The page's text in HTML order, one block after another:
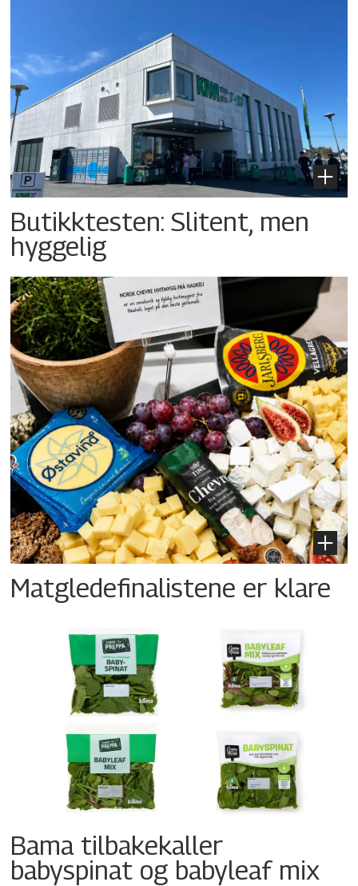
Butikktesten: Slitent, men
hyggelig
Matgledefinalistene er klare
Bama tilbakekaller
babyspinat og babyleaf mix